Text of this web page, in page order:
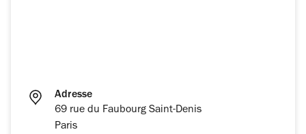
Adresse
69 rue du Faubourg Saint-Denis
Paris